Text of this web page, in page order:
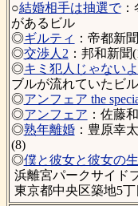
○結婚相手は抽選で：
があるビル
◎ギルティ ：帝都新
◎交渉人2 ：邦和新聞
◎キミ犯人じゃない
ブルが流れていたビ
◎アンフェア the
◎アンフェア ：佐藤
◎熟年離婚：豊原幸
(8)
◎僕と彼女と彼女の
浜離宮パークサイド
東京都中央区築地5丁